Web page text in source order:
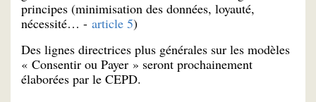
principes (minimisation des données, loyauté,
nécessité… - article 5)
Des lignes directrices plus générales sur les modèles
« Consentir ou Payer » seront prochainement
élaborées par le CEPD.